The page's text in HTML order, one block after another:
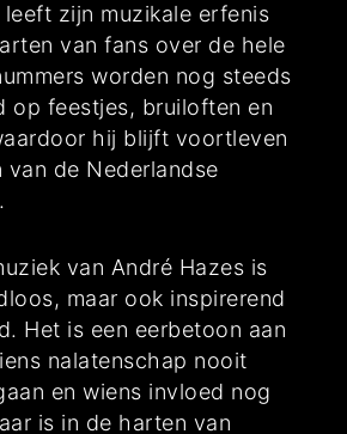
zijn muzikale erfenis
van fans over de hele
worden nog steeds
op feestjes, bruiloften en
hij blijft voortleven
van de Nederlandse
van André Hazes is
maar ook inspirerend
Het is een eerbetoon aan
nalatenschap nooit
en wiens invloed nog
is in de harten van